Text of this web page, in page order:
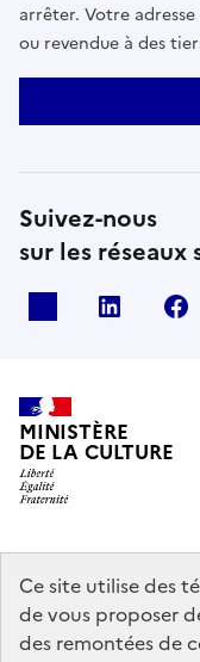
Ce site utilise des
de vous proposer
des remontées de
arrêter. Votre
ou revendue à des
Suivez-nous
sur les réseaux
linkedin
MINISTÈRE
DE LA CULTURE
data.gouv.fr
service-public.gouv.fr